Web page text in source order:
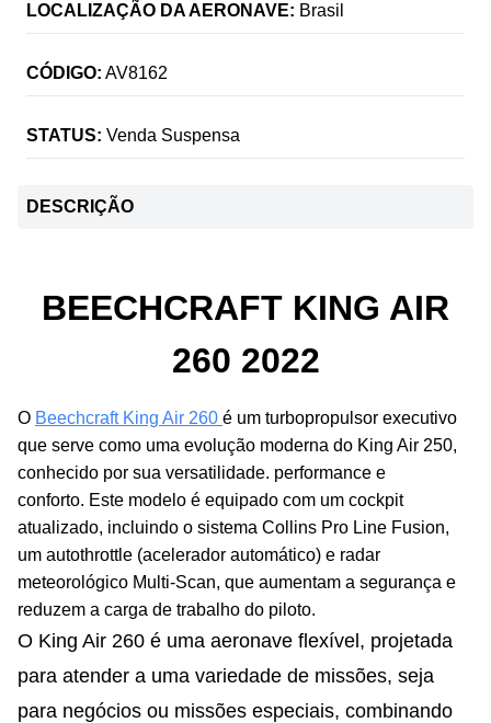
LOCALIZAÇÃO DA AERONAVE: Brasil
CÓDIGO: AV8162
STATUS: Venda Suspensa
DESCRIÇÃO
BEECHCRAFT KING AIR
260 2022
O Beechcraft King Air 260 é um turbopropulsor executivo
que serve como uma evolução moderna do King Air 250,
conhecido por sua versatilidade. performance e
conforto. Este modelo é equipado com um cockpit
atualizado, incluindo o sistema Collins Pro Line Fusion,
um autothrottle (acelerador automático) e radar
meteorológico Multi-Scan, que aumentam a segurança e
reduzem a carga de trabalho do piloto.
O King Air 260 é uma aeronave flexível, projetada
para atender a uma variedade de missões, seja
para negócios ou missões especiais, combinando